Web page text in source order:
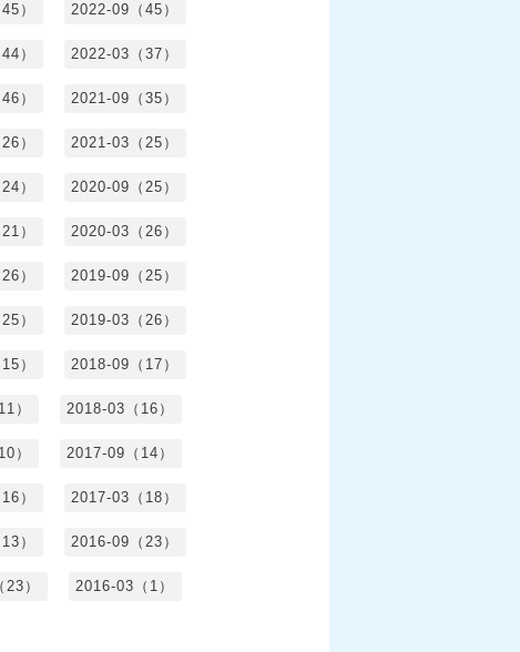
） 2022-09（45）
） 2022-03（37）
） 2021-09（35）
） 2021-03（25）
） 2020-09（25）
） 2020-03（26）
） 2019-09（25）
） 2019-03（26）
） 2018-09（17）
） 2018-03（16）
） 2017-09（14）
） 2017-03（18）
） 2016-09（23）
） 2016-03（1）